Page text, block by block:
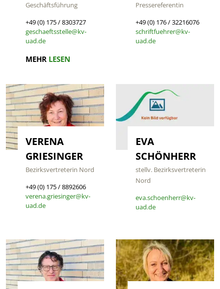
Geschäftsführung
+49 (0) 175 / 8303727
geschaeftsstelle@kv-
uad.de
MEHR LESEN
Pressereferentin
+49 (0) 176 / 32216076
schriftfuehrer@kv-
uad.de
VERENA
GRIESINGER
Bezirksvertreterin Nord
+49 (0) 175 / 8892606
verena.griesinger@kv-
uad.de
EVA
SCHÖNHERR
stellv. Bezirksvertreterin
Nord
eva.schoenherr@kv-
uad.de